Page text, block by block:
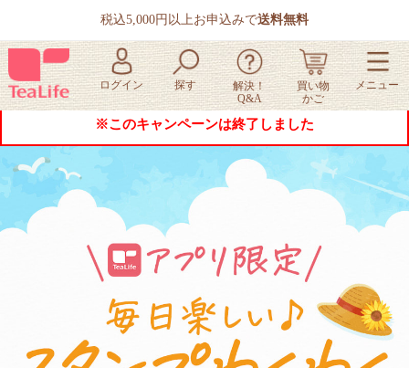
税込5,000円以上お申込みで送料無料
※このキャンペーンは終了しました